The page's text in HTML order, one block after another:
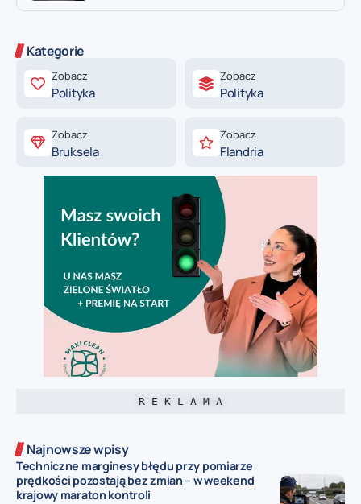
Kategorie
Zobacz
Polityka
Zobacz
Polityka
Zobacz
Bruksela
Zobacz
Flandria
R E K L A M A
Najnowsze wpisy
Techniczne marginesy błędu przy pomiarze
prędkości pozostają bez zmian – w weekend
krajowy maraton kontroli